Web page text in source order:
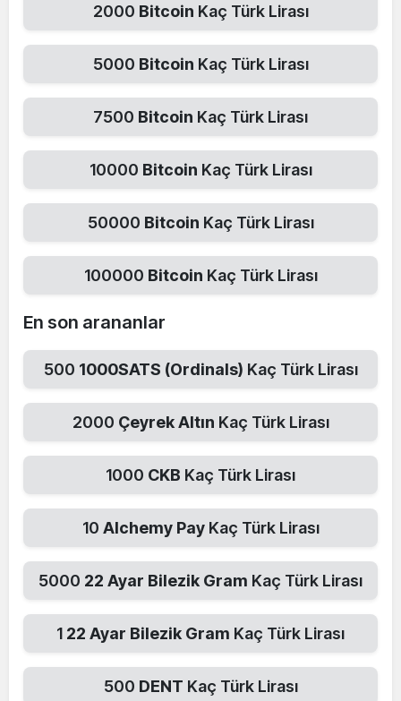
2000 Bitcoin Kaç Türk Lirası
5000 Bitcoin Kaç Türk Lirası
7500 Bitcoin Kaç Türk Lirası
10000 Bitcoin Kaç Türk Lirası
50000 Bitcoin Kaç Türk Lirası
100000 Bitcoin Kaç Türk Lirası
En son arananlar
500 1000SATS (Ordinals) Kaç Türk Lirası
2000 Çeyrek Altın Kaç Türk Lirası
1000 CKB Kaç Türk Lirası
10 Alchemy Pay Kaç Türk Lirası
5000 22 Ayar Bilezik Gram Kaç Türk Lirası
1 22 Ayar Bilezik Gram Kaç Türk Lirası
500 DENT Kaç Türk Lirası